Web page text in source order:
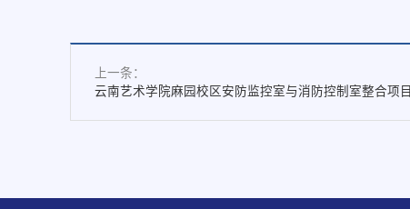
上一条：
云南艺术学院麻园校区安防监控室与消防控制室整合项